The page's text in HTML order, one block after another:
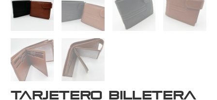
Tarjetero Billetera